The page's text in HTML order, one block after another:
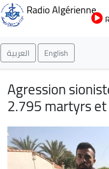
Radio Algérienne
العربية English
Agression
2.795 martyrs